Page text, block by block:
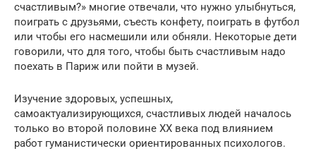
счастливым?» многие отвечали, что нужно улыбнуться,
поиграть с друзьями, съесть конфету, поиграть в футбол
или чтобы его насмешили или обняли. Некоторые дети
говорили, что для того, чтобы быть счастливым надо
поехать в Париж или пойти в музей.
Изучение здоровых, успешных,
самоактуализирующихся, счастливых людей началось
только во второй половине XX века под влиянием
работ гуманистически ориентированных психологов.